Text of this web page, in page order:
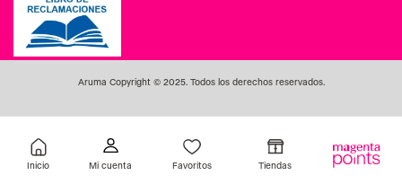
Inicio Favoritos Tiendas
Aruma Copyright © 2025. Todos los derechos reservados.